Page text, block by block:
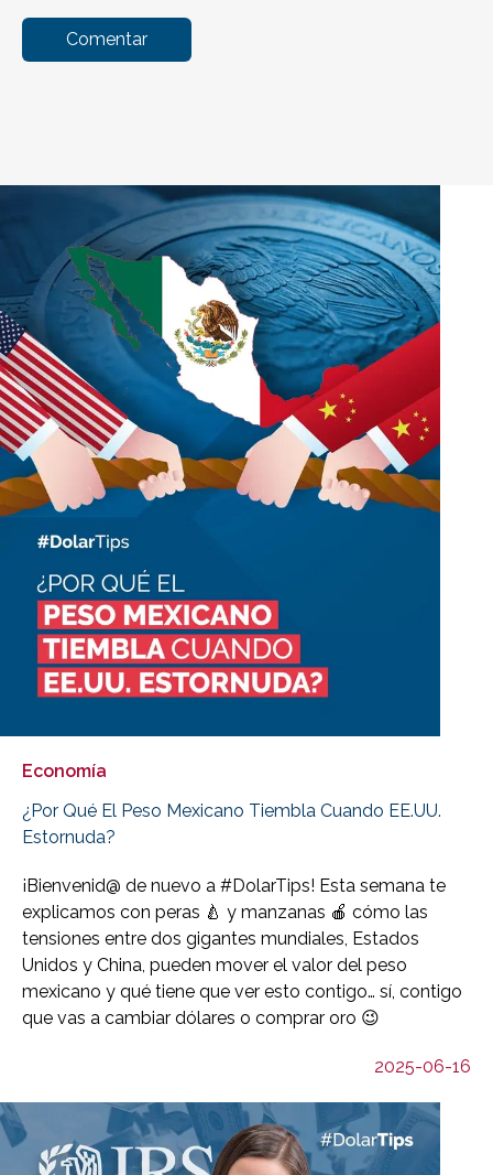
Comentar
Economía
¿Por Qué El Peso Mexicano Tiembla Cuando EE.UU.
Estornuda?
¡Bienvenid@ de nuevo a #DolarTips! Esta semana te
explicamos con peras 🍐 y manzanas 🍎 cómo las
tensiones entre dos gigantes mundiales, Estados
Unidos y China, pueden mover el valor del peso
mexicano y qué tiene que ver esto contigo… sí, contigo
que vas a cambiar dólares o comprar oro 😉
2025-06-16